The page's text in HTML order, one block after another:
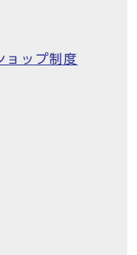
ョップ制度